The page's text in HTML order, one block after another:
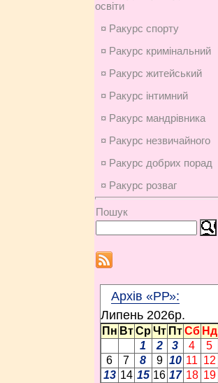
освіти
¤ Ракурс спорту
¤ Ракурс кримінальний
¤ Ракурс житейський
¤ Ракурс інтимний
¤ Ракурс мандрівника
¤ Ракурс незвичайного
¤ Ракурс добрих порад
¤ Ракурс розваг
Пошук
Архів «РР»:
Липень 2026p.
Пн Вт Ср Чт Пт Сб Нд
1
2 3 4
5
6
7 8 9 10 11 12
13 14 15 16 17 18 19